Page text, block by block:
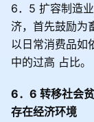
6． 5 扩容制造
济，首先鼓励为
以日常消费品如
中的过高 占比。
6． 6 转移社会
存在经济环境